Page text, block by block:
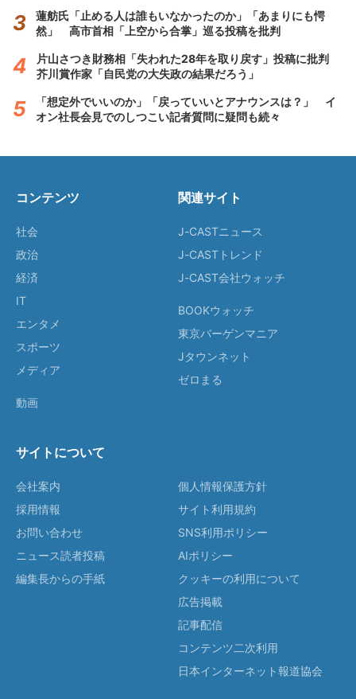
蓮舫氏「止める人は誰もいなかったのか」「あまりにも愕
然」 高市首相「上空から合掌」巡る投稿を批判
片山さつき財務相「失われた28年を取り戻す」投稿に批判
芥川賞作家「自民党の大失政の結果だろう」
「想定外でいいのか」「戻っていいとアナウンスは？」 イ
オン社長会見でのしつこい記者質問に疑問も続々
コンテンツ
社会
政治
経済
IT
エンタメ
スポーツ
メディア
動画
関連サイト
J-CASTニュース
J-CASTトレンド
J-CAST会社ウォッチ
BOOKウォッチ
東京バーゲンマニア
Jタウンネット
ゼロまる
サイトについて
会社案内
採用情報
お問い合わせ
ニュース読者投稿
編集長からの手紙
個人情報保護方針
サイト利用規約
SNS利用ポリシー
AIポリシー
クッキーの利用について
広告掲載
記事配信
コンテンツ二次利用
日本インターネット報道協会